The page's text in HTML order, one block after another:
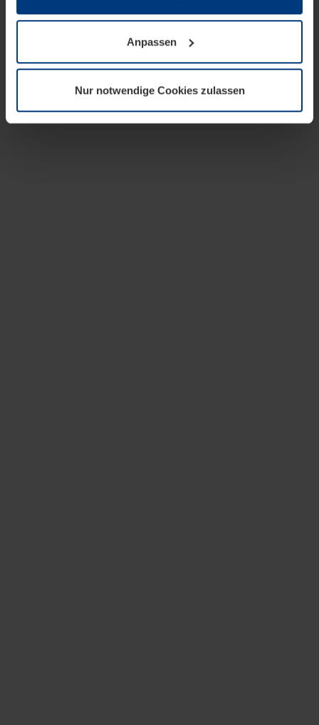
wenn diese für den Betrieb dieser Seite unbedingt
notwendig sind. Für alle anderen Cookie-Typen benötigen
wir Ihre Erlaubnis. Ihre Einwilligung können Sie jederzeit
Datenschutzerklärungunserer Website ändern oder
widerrufen.
Anpassen
Nur notwendige Cookies zulassen